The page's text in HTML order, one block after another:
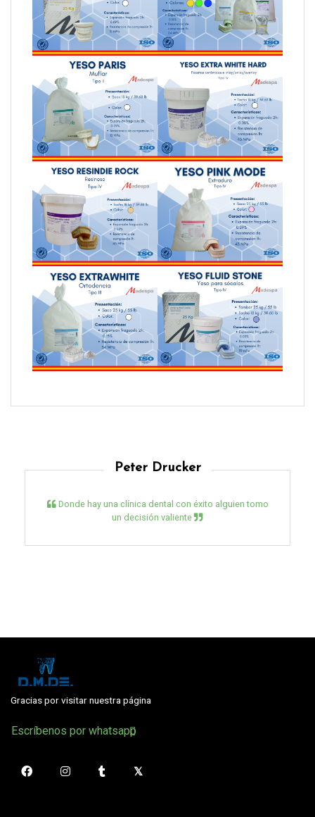
Peter Drucker
Donde hay una clínica dental con éxito alguien tomo
un decisión valiente
Gracias por visitar nuestra página
Escríbenos por whatsapp